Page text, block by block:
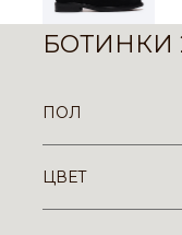
БОТИНКИ
ПОЛ
ЦВЕТ